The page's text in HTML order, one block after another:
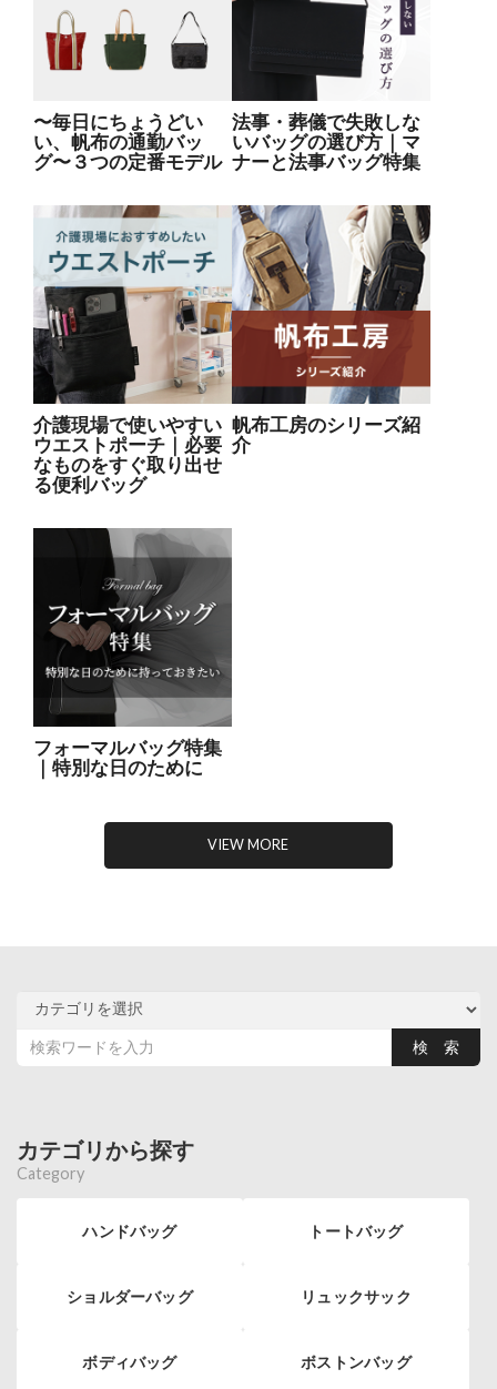
〜毎日にちょうどい
い、帆布の通勤バッ
グ〜３つの定番モデル
法事・葬儀で失敗しな
いバッグの選び方｜マ
ナーと法事バッグ特集
介護現場で使いやすい
ウエストポーチ｜必要
なものをすぐ取り出せ
る便利バッグ
帆布工房のシリーズ紹
介
フォーマルバッグ特集
｜特別な日のために
VIEW MORE
カテゴリから探す
Category
ハンドバッグ トートバッグ
ショルダーバッグ リュックサック
ボディバッグ ボストンバッグ